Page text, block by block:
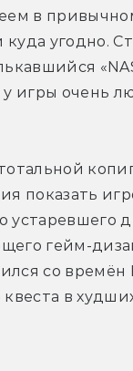
в
куда угодно.
у игры очень
показать
устаревшего
гейм-
со времён
квеста в